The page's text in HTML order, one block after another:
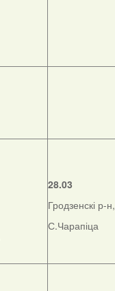
28.03
Гродзенскі р-н,
С.Чарапіца